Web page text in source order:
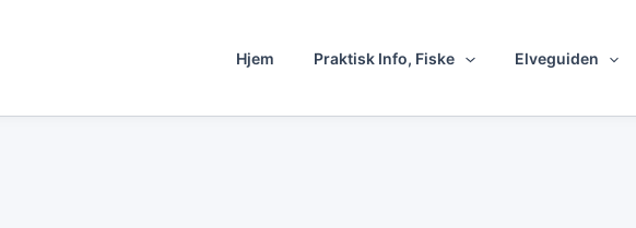
Hjem Praktisk Info, Fiske Elveguiden